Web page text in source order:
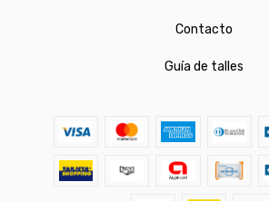
Contacto
Guía de talles